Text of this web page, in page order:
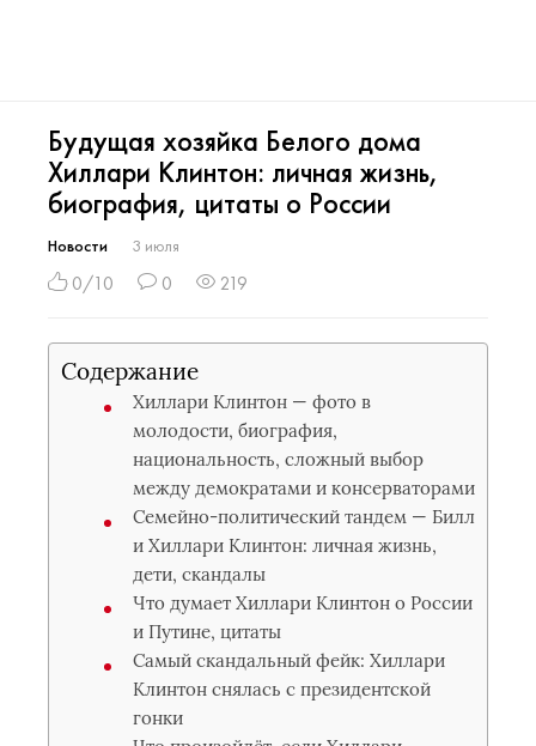
Будущая хозяйка Белого дома
Хиллари Клинтон: личная жизнь,
биография, цитаты о России
Новости 3 июля
0/10 0 219
Содержание
Хиллари Клинтон — фото в
молодости, биография,
национальность, сложный выбор
между демократами и консерваторами
Семейно-политический тандем — Билл
и Хиллари Клинтон: личная жизнь,
дети, скандалы
Что думает Хиллари Клинтон о России
и Путине, цитаты
Самый скандальный фейк: Хиллари
Клинтон снялась с президентской
гонки